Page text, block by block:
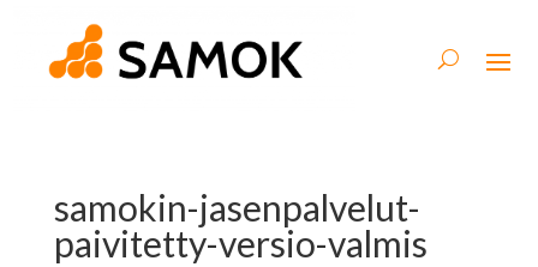
samokin-jasenpalvelut-
paivitetty-versio-valmis